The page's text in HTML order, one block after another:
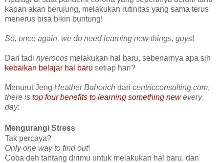
kapan akan berujung, melakukan rutinitas yang sama terus
menerus bisa bikin buntung!
So, once again, we do need learning new things, guys!
Dari tadi nyerocos melakukan hal baru, sebenarnya apa sih
kebaikan belajar hal baru setiap hari?
Menurut Jeng Heather Bahorich dari centricconsulting.com,
there is top four benefits to learning something newevery
day:
Mengurangi Stress
Tak percaya?
Only one way to find out!
Coba deh tantang dirimu untuk melakukan hal baru, dan